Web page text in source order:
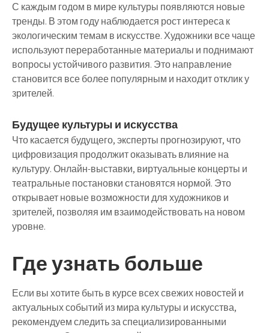
С каждым годом в мире культуры появляются новые
тренды. В этом году наблюдается рост интереса к
экологическим темам в искусстве. Художники все чаще
используют переработанные материалы и поднимают
вопросы устойчивого развития. Это направление
становится все более популярным и находит отклик у
зрителей.
Будущее культуры и искусства
Что касается будущего, эксперты прогнозируют, что
цифровизация продолжит оказывать влияние на
культуру. Онлайн-выставки, виртуальные концерты и
театральные постановки становятся нормой. Это
открывает новые возможности для художников и
зрителей, позволяя им взаимодействовать на новом
уровне.
Где узнать больше
Если вы хотите быть в курсе всех свежих новостей и
актуальных событий из мира культуры и искусства,
рекомендуем следить за специализированными